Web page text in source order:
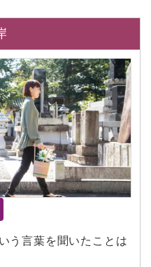
う言葉を聞いたことは